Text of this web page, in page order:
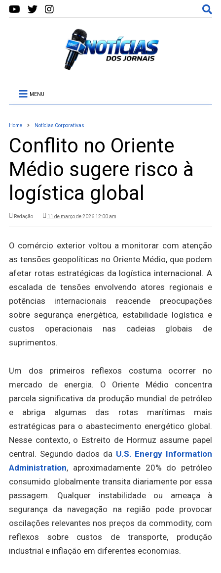
MENU
Home Notícias Corporativas
Conflito no Oriente
Médio sugere risco à
logística global
Redação 11 de março de 2026 12:00 am
O comércio exterior voltou a monitorar com atenção
as tensões geopolíticas no Oriente Médio, que podem
afetar rotas estratégicas da logística internacional. A
escalada de tensões envolvendo atores regionais e
potências internacionais reacende preocupações
sobre segurança energética, estabilidade logística e
custos operacionais nas cadeias globais de
suprimentos.
Um dos primeiros reflexos costuma ocorrer no
mercado de energia. O Oriente Médio concentra
parcela significativa da produção mundial de petróleo
e abriga algumas das rotas marítimas mais
estratégicas para o abastecimento energético global.
Nesse contexto, o Estreito de Hormuz assume papel
central. Segundo dados da U.S. Energy Information
Administration, aproximadamente 20% do petróleo
consumido globalmente transita diariamente por essa
passagem. Qualquer instabilidade ou ameaça à
segurança da navegação na região pode provocar
oscilações relevantes nos preços da commodity, com
reflexos sobre custos de transporte, produção
industrial e inflação em diferentes economias.